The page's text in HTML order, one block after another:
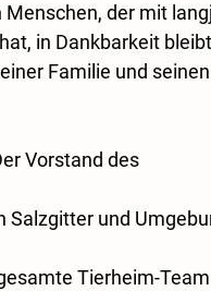
der mit
in Dankbarkeit
Familie und
Vorstand des
Salzgitter und
Tierheim-Team